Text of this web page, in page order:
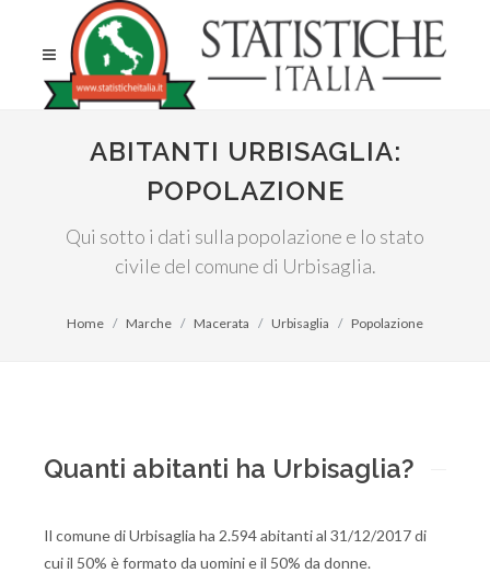
ABITANTI URBISAGLIA:
POPOLAZIONE
Qui sotto i dati sulla popolazione e lo stato
civile del comune di Urbisaglia.
Home Marche Macerata Urbisaglia Popolazione
Quanti abitanti ha Urbisaglia?
Il comune di Urbisaglia ha 2.594 abitanti al 31/12/2017 di
cui il 50% è formato da uomini e il 50% da donne.